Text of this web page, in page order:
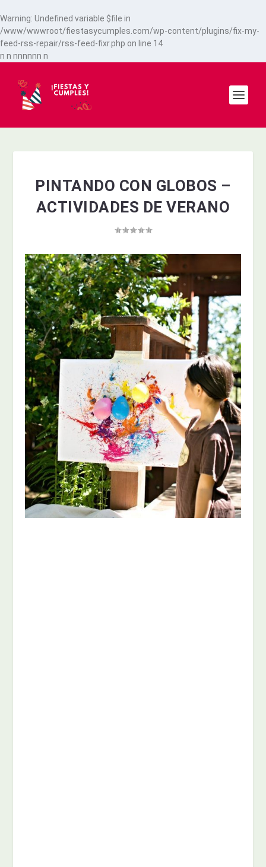
Warning: Undefined variable $file in
/www/wwwroot/fiestasycumples.com/wp-content/plugins/fix-my-
feed-rss-repair/rss-feed-fixr.php on line 14
n n nnnnnn n
PINTANDO CON GLOBOS –
ACTIVIDADES DE VERANO